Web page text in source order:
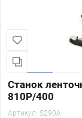
Станок
810P/400
Артикул: S290A